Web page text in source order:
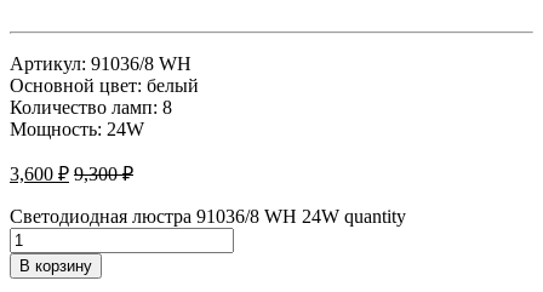
Артикул: 91036/8 WH
Основной цвет: белый
Количество ламп: 8
Мощность: 24W
3,600 ₽ 9,300₽
Светодиодная люстра 91036/8 WH 24W quantity
В корзину